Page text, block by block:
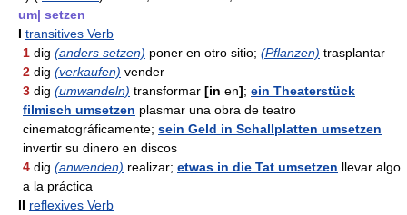
um| setzen
I transitives Verb
1 dig (anders setzen) poner en otro sitio; (Pflanzen) trasplantar
2 dig (verkaufen) vender
3 dig (umwandeln) transformar [in en]; ein Theaterstück
filmisch umsetzen plasmar una obra de teatro
cinematográficamente; sein Geld in Schallplatten umsetzen
invertir su dinero en discos
4 dig (anwenden) realizar; etwas in die Tat umsetzen llevar algo
a la práctica
II reflexives Verb